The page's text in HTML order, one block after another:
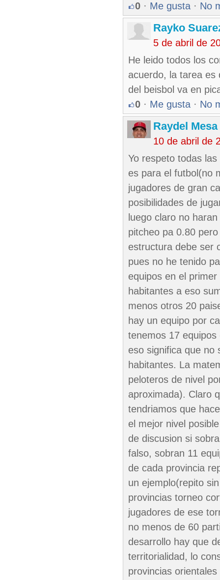
0 · Me gusta · No
Rayko
5 de abril de
He leido todos los
acuerdo, la tarea es
del beisbol va en
0 · Me gusta · No
Raydel
10 de abril de
Yo respeto todas
es para el futbol(no
jugadores de gran
posibilidades de
luego claro no
pitcheo pa 0.80
estructura debe ser
pues no he tenido
equipos en el
habitantes a eso
menos otros 20
hay un equipo por
tenemos 17
eso significa que no
habitantes. La
peloteros de nivel
aproximada). Claro
tendriamos que
el mejor nivel
de discusion si
falso, sobran 11
de cada provincia
un ejemplo(repito
provincias torneo
jugadores de ese
no menos de 60
desarrollo hay que
territorialidad, lo
provincias